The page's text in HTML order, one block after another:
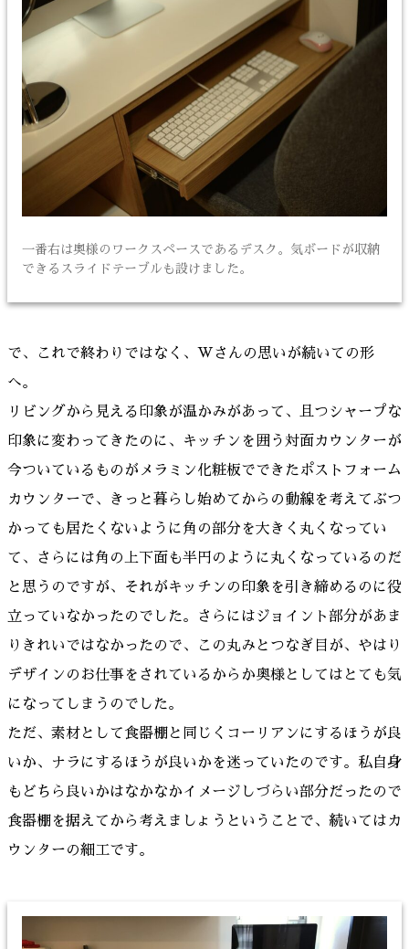
一番右は奥様のワークスペースであるデスク。気ボードが収納
できるスライドテーブルも設けました。
で、これで終わりではなく、Wさんの思いが続いての形
へ。
リビングから見える印象が温かみがあって、且つシャープな
印象に変わってきたのに、キッチンを囲う対面カウンターが
今ついているものがメラミン化粧板でできたポストフォーム
カウンターで、きっと暮らし始めてからの動線を考えてぶつ
かっても居たくないように角の部分を大きく丸くなってい
て、さらには角の上下面も半円のように丸くなっているのだ
と思うのですが、それがキッチンの印象を引き締めるのに役
立っていなかったのでした。さらにはジョイント部分があま
りきれいではなかったので、この丸みとつなぎ目が、やはり
デザインのお仕事をされているからか奥様としてはとても気
になってしまうのでした。
ただ、素材として食器棚と同じくコーリアンにするほうが良
いか、ナラにするほうが良いかを迷っていたのです。私自身
もどちら良いかはなかなかイメージしづらい部分だったので
食器棚を据えてから考えましょうということで、続いてはカ
ウンターの細工です。